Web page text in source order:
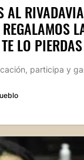
AL
LO PIERDAS
participa y